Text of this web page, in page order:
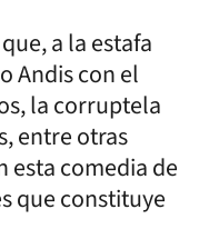
a la estafa
Andis con el
la corruptela
entre otras
esta comedia de
que constituye